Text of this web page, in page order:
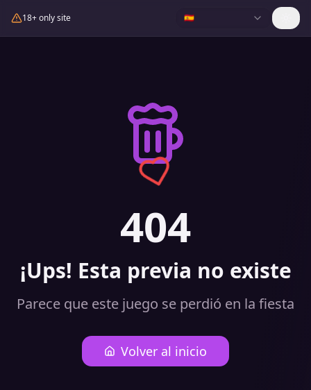
18+ only site 🇪🇸
404
¡Ups! Esta previa no existe
Parece que este juego se perdió en la fiesta
Volver al inicio